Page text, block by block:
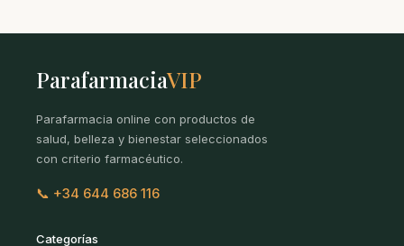
ParafarmaciaVIP
Parafarmacia online con productos de
salud, belleza y bienestar seleccionados
con criterio farmacéutico.
📞 +34 644 686 116
Categorías